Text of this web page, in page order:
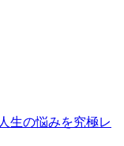
生の悩みを究極レ